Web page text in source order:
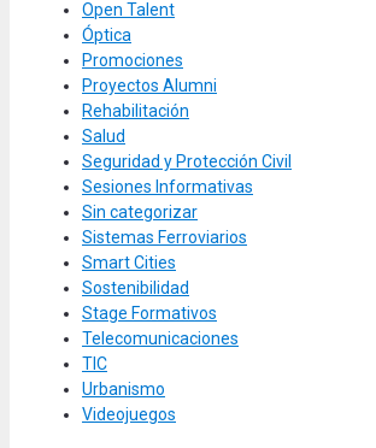
Open Talent
Óptica
Promociones
Proyectos Alumni
Rehabilitación
Salud
Seguridad y Protección Civil
Sesiones Informativas
Sin categorizar
Sistemas Ferroviarios
Smart Cities
Sostenibilidad
Stage Formativos
Telecomunicaciones
TIC
Urbanismo
Videojuegos